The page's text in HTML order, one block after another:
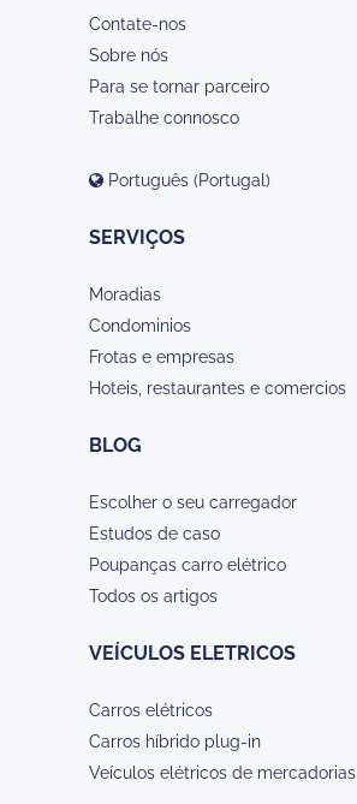
Contate-nos
Sobre nós
Para se tornar parceiro
Trabalhe connosco
Português (Portugal)
SERVIÇOS
Moradias
Condominios
Frotas e empresas
Hoteis, restaurantes e comercios
BLOG
Escolher o seu carregador
Estudos de caso
Poupanças carro elétrico
Todos os artigos
VEÍCULOS ELETRICOS
Carros elétricos
Carros híbrido plug-in
Veículos elétricos de mercadorias